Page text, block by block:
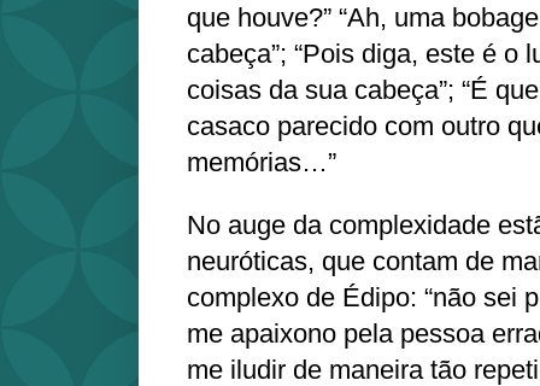
que houve?” “Ah, uma
cabeça”; “Pois diga, este é o
coisas da sua cabeça”; “É
casaco parecido com outro
memórias…”
No auge da complexidade
neuróticas, que contam de
complexo de Édipo: “não sei
me apaixono pela pessoa
me iludir de maneira tão